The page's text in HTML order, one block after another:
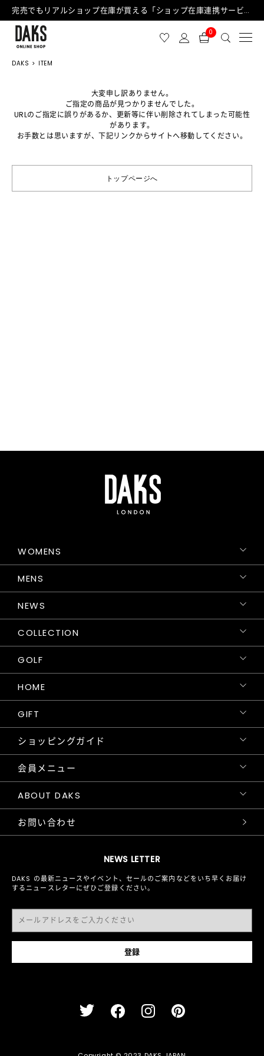
完売でもリアルショップ在庫が買える「ショップ在庫連携サービス」が日中もご利用可能になりました！
0
DAKS ITEM
大変申し訳ありません。
ご指定の商品が見つかりませんでした。
URLのご指定に誤りがあるか、更新等に伴い削除されてしまった可能性
があります。
お手数とは思いますが、下記リンクからサイトへ移動してください。
トップページへ
NEWS LETTER
DAKS の最新ニュースやイベント、セールのご案内などをいち早くお届け
するニュースレターにぜひご登録ください。
WOMENS
MENS
NEWS
COLLECTION
GOLF
HOME
GIFT
ショッピングガイド
会員メニュー
ABOUT DAKS
お問い合わせ